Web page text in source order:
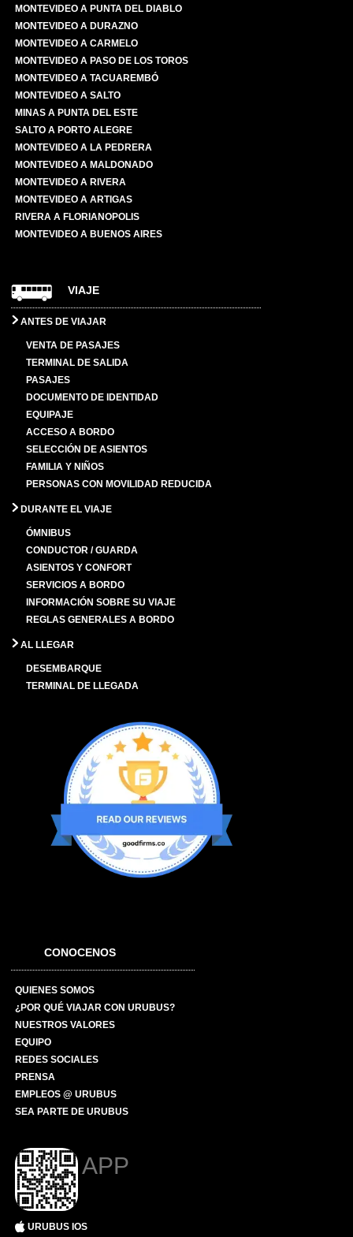
MONTEVIDEO A PUNTA DEL DIABLO
MONTEVIDEO A DURAZNO
MONTEVIDEO A CARMELO
MONTEVIDEO A PASO DE LOS TOROS
MONTEVIDEO A TACUAREMBÓ
MONTEVIDEO A SALTO
MINAS A PUNTA DEL ESTE
SALTO A PORTO ALEGRE
MONTEVIDEO A LA PEDRERA
MONTEVIDEO A MALDONADO
MONTEVIDEO A RIVERA
MONTEVIDEO A ARTIGAS
RIVERA A FLORIANOPOLIS
MONTEVIDEO A BUENOS AIRES
VIAJE
ANTES DE VIAJAR
VENTA DE PASAJES
TERMINAL DE SALIDA
PASAJES
DOCUMENTO DE IDENTIDAD
EQUIPAJE
ACCESO A BORDO
SELECCIÓN DE ASIENTOS
FAMILIA Y NIÑOS
PERSONAS CON MOVILIDAD REDUCIDA
DURANTE EL VIAJE
ÓMNIBUS
CONDUCTOR / GUARDA
ASIENTOS Y CONFORT
SERVICIOS A BORDO
INFORMACIÓN SOBRE SU VIAJE
REGLAS GENERALES A BORDO
AL LLEGAR
DESEMBARQUE
TERMINAL DE LLEGADA
CONOCENOS
QUIENES SOMOS
¿POR QUÉ VIAJAR CON URUBUS?
NUESTROS VALORES
EQUIPO
REDES SOCIALES
PRENSA
EMPLEOS @ URUBUS
SEA PARTE DE URUBUS
APP
URUBUS IOS